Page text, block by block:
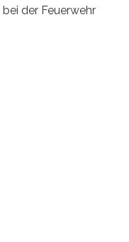
der Feuerwehr